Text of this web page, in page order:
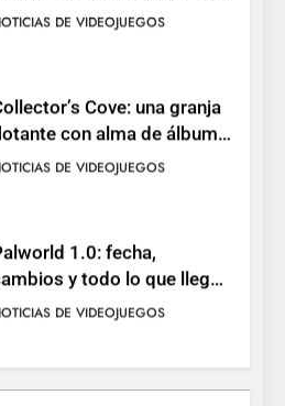
White en el mismo
DE VIDEOJUEGOS
Cove: una granja
con alma de álbum
cromosDE VIDEOJUEGOS
1.0: fecha,
y todo lo que llega
el lanzamiento
DE VIDEOJUEGOS
Guild Wars